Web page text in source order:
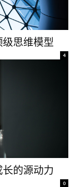
思维模型
4
的源动力
0